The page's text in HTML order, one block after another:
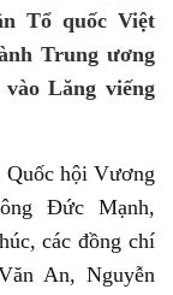
Tổ quốc Việt
Trung ương
Lăng viếng
hội Vương
Đức Mạnh,
các đồng chí
An, Nguyễn